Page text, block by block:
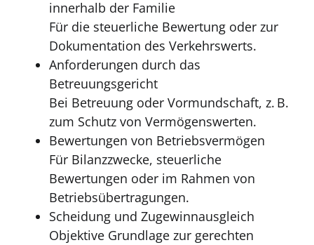
innerhalb der Familie
Für die steuerliche Bewertung oder zur
Dokumentation des Verkehrswerts.
Anforderungen durch das
Betreuungsgericht
Bei Betreuung oder Vormundschaft, z. B.
zum Schutz von Vermögenswerten.
Bewertungen von Betriebsvermögen
Für Bilanzzwecke, steuerliche
Bewertungen oder im Rahmen von
Betriebsübertragungen.
Scheidung und Zugewinnausgleich
Objektive Grundlage zur gerechten